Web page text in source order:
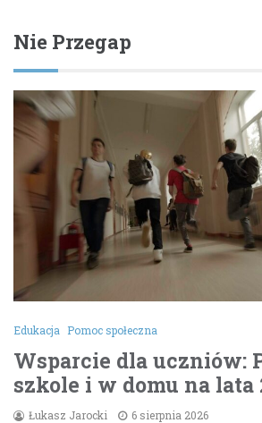
Nie Przegap
Edukacja Pomoc społeczna
Wsparcie dla uczniów:
szkole i w domu na lata
Łukasz Jarocki 6 sierpnia 2026